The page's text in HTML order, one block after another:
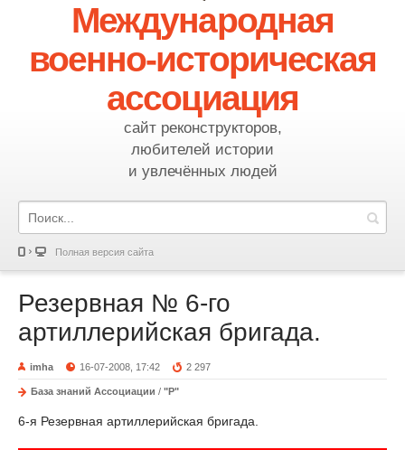
Международная
военно-историческая
ассоциация
сайт реконструкторов,
любителей истории
и увлечённых людей
Полная версия сайта
Резервная № 6-го
артиллерийская бригада.
imha 16-07-2008, 17:42 2 297
База знаний Ассоциации / "Р"
6-я Резервная артиллерийская бригада.